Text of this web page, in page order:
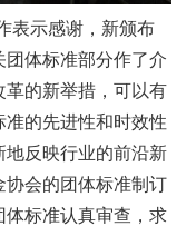
表示感谢，新颁布
体标准部分作了介
革的新举措，可以有
的先进性和时效性
地反映行业的前沿新
协会的团体标准制订
体标准认真审查，求